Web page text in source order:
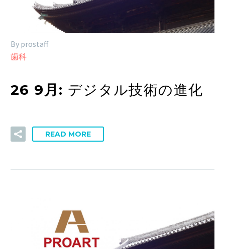
By prostaff
歯科
26 9月: デジタル技術の進化
READ MORE